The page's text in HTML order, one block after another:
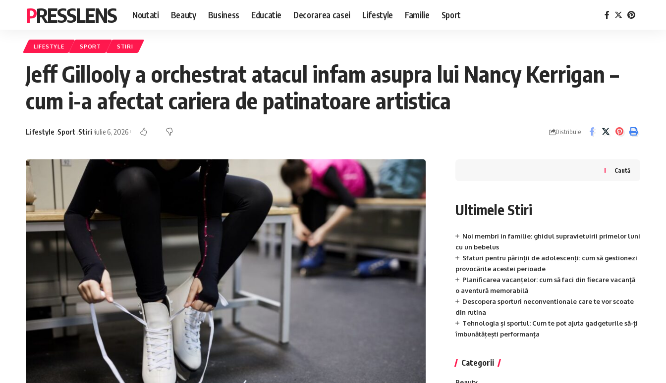
PRESSLENS Noutati Beauty Business Educatie Decorarea casei Lifestyle Familie Sport
LIFESTYLE SPORT STIRI
Jeff Gillooly a orchestrat atacul infam asupra lui Nancy Kerrigan –
cum i-a afectat cariera de patinatoare artistica
Lifestyle Sport Stiri iulie 6, 2026 Distribuie
Caută
Ultimele Stiri
Noi membri in familie: ghidul supravietuirii primelor luni
cu un bebelus
Sfaturi pentru părinții de adolescenți: cum să gestionezi
provocările acestei perioade
Planificarea vacanțelor: cum să faci din fiecare vacanță
o aventură memorabilă
Descopera sporturi neconventionale care te vor scoate
din rutina
Tehnologia și sportul: Cum te pot ajuta gadgeturile să-ți
îmbunătățești performanța
Categorii